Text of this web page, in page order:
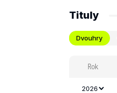
Tituly
Dvouhry
Rok
2026